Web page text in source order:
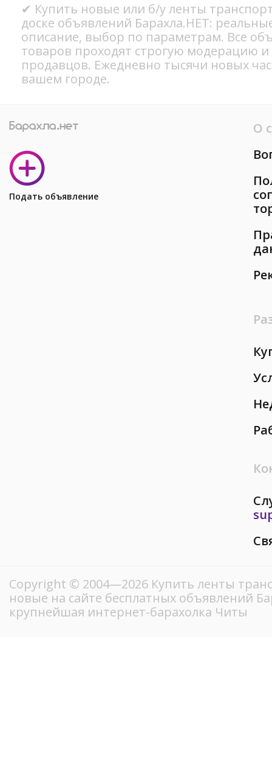
✔ Купить новые или б/у ленты
доске объявлений Барахла.НЕТ:
описание, выбор по параметрам. Все
товаров проходят строгую модерацию
продавцов. Ежедневно тысячи новых
вашем городе.
Подать объявление
О
Copyright © 2004—2026 Купить ленты
новые на сайте бесплатных объявлений
крупнейшая интернет-барахолка Читы